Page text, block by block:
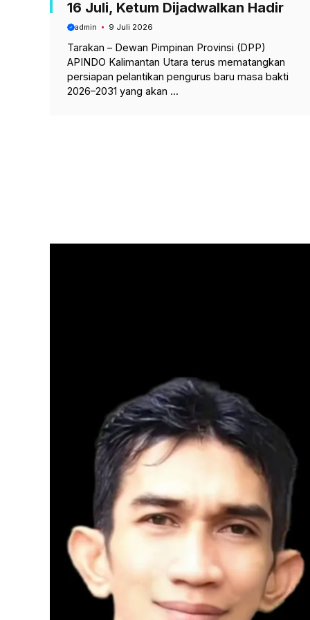
16 Juli, Ketum Dijadwalkan Hadir
admin 9 Juli 2026
Tarakan – Dewan Pimpinan Provinsi (DPP)
APINDO Kalimantan Utara terus mematangkan
persiapan pelantikan pengurus baru masa bakti
2026–2031 yang akan ...